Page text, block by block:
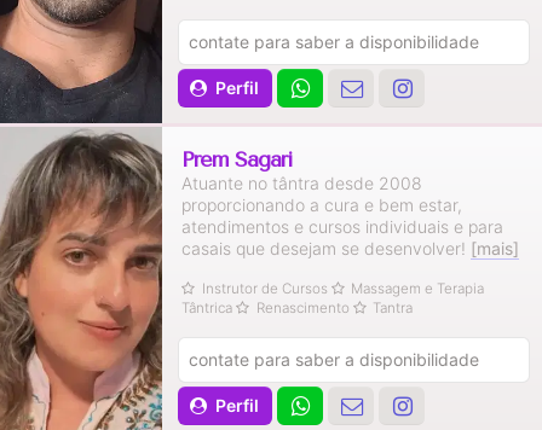
Perfil
contate para saber a disponibilidade
Prem Sagari
Atuante no tântra desde 2008
proporcionando a cura e bem estar,
atendimentos e cursos individuais e para
casais que desejam se desenvolver! [mais]
Instrutor de Cursos
Massagem e Terapia
Tântrica
Renascimento Tantra
Perfil
contate para saber a disponibilidade